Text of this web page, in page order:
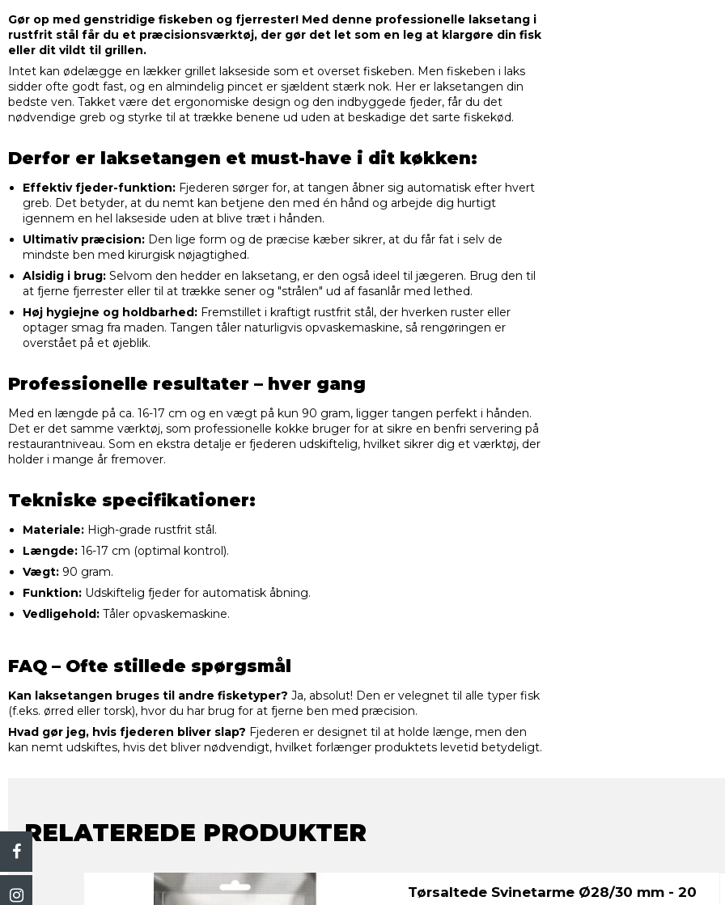
Gør op med genstridige fiskeben og fjerrester! Med denne professionelle laksetang i
rustfrit stål får du et præcisionsværktøj, der gør det let som en leg at klargøre din fisk
eller dit vildt til grillen.
Intet kan ødelægge en lækker grillet lakseside som et overset fiskeben. Men fiskeben i laks
sidder ofte godt fast, og en almindelig pincet er sjældent stærk nok. Her er laksetangen din
bedste ven. Takket være det ergonomiske design og den indbyggede fjeder, får du det
nødvendige greb og styrke til at trække benene ud uden at beskadige det sarte fiskekød.
Derfor er laksetangen et must-have i dit køkken:
Effektiv fjeder-funktion:Fjederen sørger for, at tangen åbner sig automatisk efter hvert
greb. Det betyder, at du nemt kan betjene den med én hånd og arbejde dig hurtigt
igennem en hel lakseside uden at blive træt i hånden.
Ultimativ præcision:Den lige form og de præcise kæber sikrer, at du får fat i selv de
mindste ben med kirurgisk nøjagtighed.
Alsidig i brug:Selvom den hedder en laksetang, er den også ideel til jægeren. Brug den til
at fjerne fjerrester eller til at trække sener og "strålen" ud af fasanlår med lethed.
Høj hygiejne og holdbarhed:Fremstillet i kraftigt rustfrit stål, der hverken ruster eller
optager smag fra maden. Tangen tåler naturligvis opvaskemaskine, så rengøringen er
overstået på et øjeblik.
Professionelle resultater – hver gang
Med en længde på ca. 16-17 cm og en vægt på kun 90 gram, ligger tangen perfekt i hånden.
Det er det samme værktøj, som professionelle kokke bruger for at sikre en benfri servering på
restaurantniveau. Som en ekstra detalje er fjederen udskiftelig, hvilket sikrer dig et værktøj, der
holder i mange år fremover.
Tekniske specifikationer:
Materiale:High-grade rustfrit stål.
Længde:16-17 cm (optimal kontrol).
Vægt:90 gram.
Funktion:Udskiftelig fjeder for automatisk åbning.
Vedligehold:Tåler opvaskemaskine.
FAQ – Ofte stillede spørgsmål
Kan laksetangen bruges til andre fisketyper? Ja, absolut! Den er velegnet til alle typer fisk
(f.eks. ørred eller torsk), hvor du har brug for at fjerne ben med præcision.
Hvad gør jeg, hvis fjederen bliver slap? Fjederen er designet til at holde længe, men den
kan nemt udskiftes, hvis det bliver nødvendigt, hvilket forlænger produktets levetid betydeligt.
RELATEREDE PRODUKTER
Tørsaltede Svinetarme Ø28/30 mm - 20